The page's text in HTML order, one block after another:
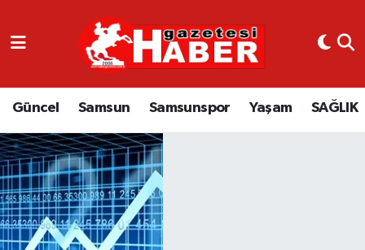
Güncel Samsun Samsunspor Yaşam SAĞLIK
GÜNCEL
SAMSUN
SAMSUNSPOR
EKONOMİ
YAŞAM